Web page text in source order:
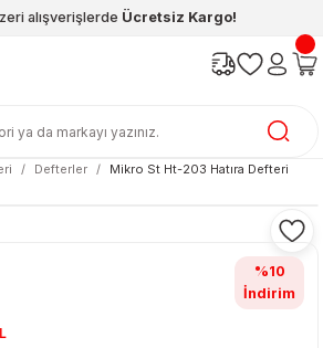
alışverişlerde Ücretsiz Kargo!
Geri Dön
Geri Dön
Geri Dön
Geri Dön
Geri Dön
Geri Dön
Defterler Mikro St Ht-203 Hatıra Defteri
%10
İndirim